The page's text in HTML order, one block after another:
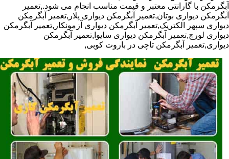
آبگرمکن با گارانتی معتبر و قیمت مناسب انجام می شود.,تعمیر
آبگرمکن دیواری بوتان,تعمیر آبگرمکن دیواری پلار,تعمیر آبگرمکن
دیواری سپهر الکتریک,تعمیر آبگرمکن دیواری آزمونکار,تعمیر آبگرمکن
دیواری لورچ,تعمیر آبگرمکن دیواری سایوا,تعمیر آبگرمکن
دیواری,تعمیر آبگرمکن تاچی در باروت کوبی,